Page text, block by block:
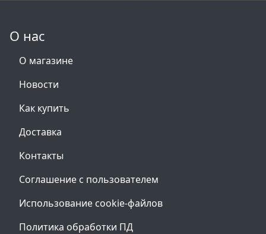
О нас
О магазине
Новости
Как купить
Доставка
Контакты
Соглашение с пользователем
Использование cookie-файлов
Политика обработки ПД